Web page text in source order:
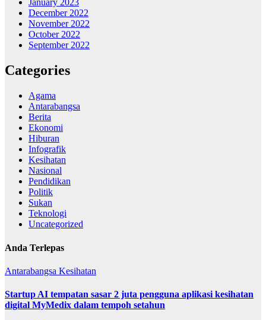
January 2023
December 2022
November 2022
October 2022
September 2022
Categories
Agama
Antarabangsa
Berita
Ekonomi
Hiburan
Infografik
Kesihatan
Nasional
Pendidikan
Politik
Sukan
Teknologi
Uncategorized
Anda Terlepas
Antarabangsa Kesihatan
Startup AI tempatan sasar 2 juta pengguna aplikasi kesihatan
digital MyMedix dalam tempoh setahun